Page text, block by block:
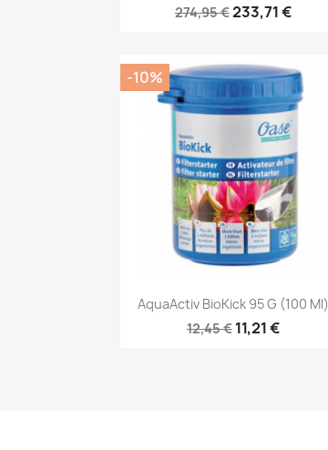
274,95 €233,71 €
Aperçu rapide
AquaActiv BioKick 95 G (100 Ml)
12,45 € 11,21 €
-10%